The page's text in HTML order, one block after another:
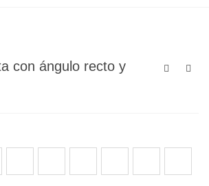
con ángulo recto y